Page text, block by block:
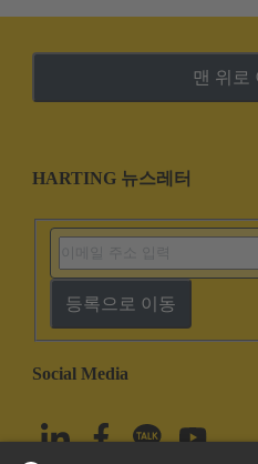
맨 위로
HARTING 뉴스레터
등록으로 이동
Social Media